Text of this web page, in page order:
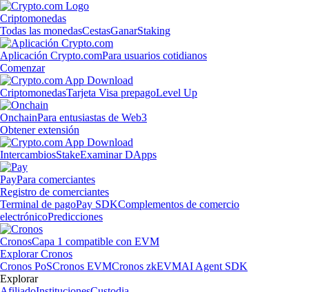
Criptomonedas
Todas las monedasCestasGanarStaking
Aplicación Crypto.comPara usuarios cotidianos
Comenzar
CriptomonedasTarjeta Visa prepagoLevel Up
OnchainPara entusiastas de Web3
Obtener extensión
IntercambiosStakeExaminar DApps
PayPara comerciantes
Registro de comerciantes
Terminal de pagoPay SDKComplementos de comercio
electrónicoPredicciones
CronosCapa 1 compatible con EVM
Explorar Cronos
Cronos PoSCronos EVMCronos zkEVMAI Agent SDK
Explorar